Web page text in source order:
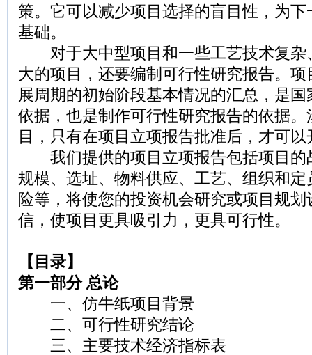
策。它可以减少项目选择的盲目性，为
基础。
对于大中型项目和一些工艺技术复杂
大的项目，还要编制可行性研究报告。
展周期的初始阶段基本情况的汇总，是
依据，也是制作可行性研究报告的依据
目，只有在项目立项报告批准后，才可
我们提供的项目立项报告包括项目的
规模、选址、物料供应、工艺、组织和
险等，将使您的投资机会研究或项目规
信，使项目更具吸引力，更具可行性。
【目录】
第一部分 总论
一、仿牛纸项目背景
二、可行性研究结论
三、主要技术经济指标表